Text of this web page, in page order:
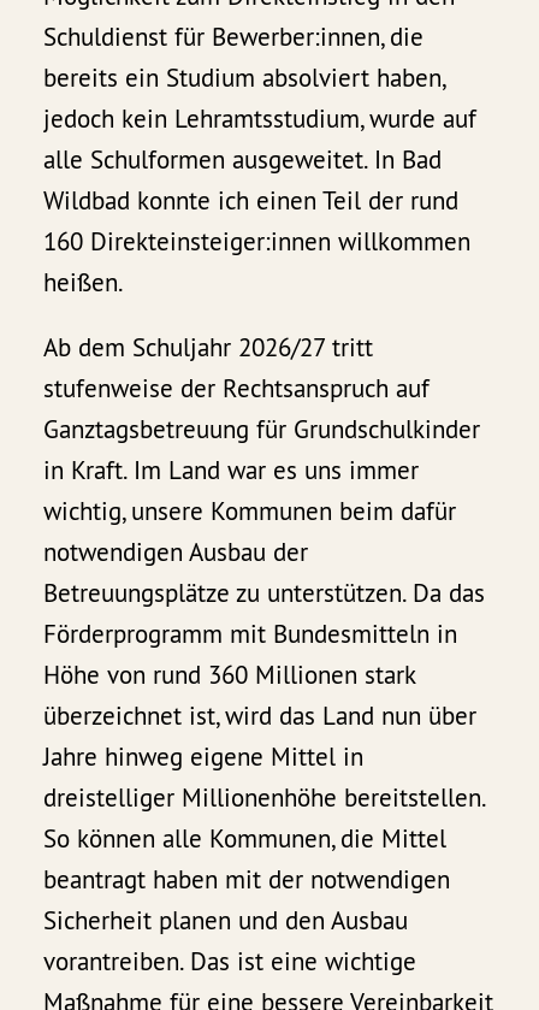
Schuldienst für Bewerber:innen, die
bereits ein Studium absolviert haben,
jedoch kein Lehramtsstudium, wurde auf
alle Schulformen ausgeweitet. In Bad
Wildbad konnte ich einen Teil der rund
160 Direkteinsteiger:innen willkommen
heißen.
Ab dem Schuljahr 2026/27 tritt
stufenweise der Rechtsanspruch auf
Ganztagsbetreuung für Grundschulkinder
in Kraft. Im Land war es uns immer
wichtig, unsere Kommunen beim dafür
notwendigen Ausbau der
Betreuungsplätze zu unterstützen. Da das
Förderprogramm mit Bundesmitteln in
Höhe von rund 360 Millionen stark
überzeichnet ist, wird das Land nun über
Jahre hinweg eigene Mittel in
dreistelliger Millionenhöhe bereitstellen.
So können alle Kommunen, die Mittel
beantragt haben mit der notwendigen
Sicherheit planen und den Ausbau
vorantreiben. Das ist eine wichtige
Maßnahme für eine bessere Vereinbarkeit